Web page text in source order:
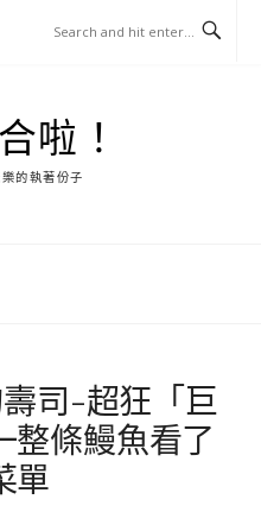
啦！
的執著份子
司-超狂「巨
整條鰻魚看了
單